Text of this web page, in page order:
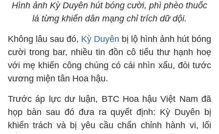
Hình ảnh Kỳ Duyên hút bóng cười, phì phèo thuốc
lá từng khiến dân mạng chỉ trích dữ dội.
Không lâu sau đó, Kỳ Duyên bị lộ hình ảnh hút bóng
cười trong bar, nhiều tin đồn cô tiểu thư hạnh hoẹ
với mẹ khiến công chúng có cái nhìn xấu, đòi tước
vương miện tân Hoa hậu.
Trước áp lực dư luận, BTC Hoa hậu Việt Nam đã
họp bàn sau đó đưa ra quyết định: Kỳ Duyên bị
khiển trách và bị yêu cầu chấn chỉnh hành vi, lối